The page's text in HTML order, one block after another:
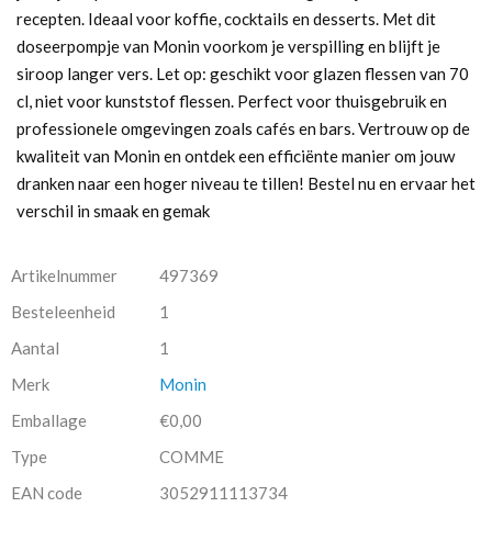
recepten. Ideaal voor koffie, cocktails en desserts. Met dit
doseerpompje van Monin voorkom je verspilling en blijft je
siroop langer vers. Let op: geschikt voor glazen flessen van 70
cl, niet voor kunststof flessen. Perfect voor thuisgebruik en
professionele omgevingen zoals cafés en bars. Vertrouw op de
kwaliteit van Monin en ontdek een efficiënte manier om jouw
dranken naar een hoger niveau te tillen! Bestel nu en ervaar het
verschil in smaak en gemak
Artikelnummer
497369
Besteleenheid
1
Aantal
1
Merk
Monin
Emballage
€0,00
Type
COMME
EAN code
3052911113734